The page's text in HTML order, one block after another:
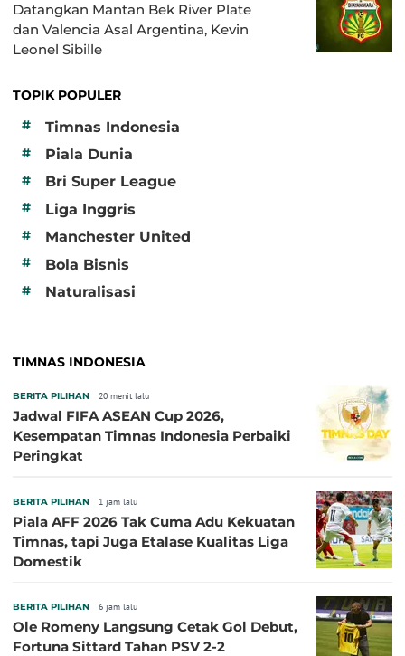
Datangkan Mantan Bek River Plate
dan Valencia Asal Argentina, Kevin
Leonel Sibille
TOPIK POPULER
#
Timnas Indonesia
# Piala Dunia
# Bri Super League
# Liga Inggris
# Manchester United
# Bola Bisnis
# Naturalisasi
TIMNAS INDONESIA
BERITA PILIHAN 20 menit lalu
Jadwal FIFA ASEAN Cup 2026,
Kesempatan Timnas Indonesia Perbaiki
Peringkat
BERITA PILIHAN 1 jam lalu
Piala AFF 2026 Tak Cuma Adu Kekuatan
Timnas, tapi Juga Etalase Kualitas Liga
Domestik
BERITA PILIHAN 6 jam lalu
Ole Romeny Langsung Cetak Gol Debut,
Fortuna Sittard Tahan PSV 2-2